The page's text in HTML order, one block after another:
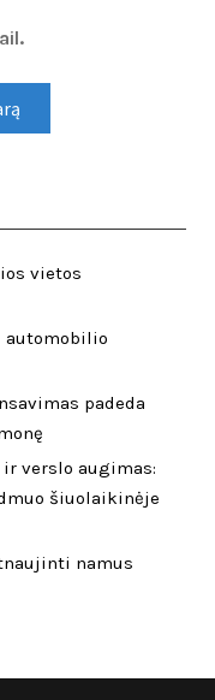
vietos
automobilio
padeda
verslo augimas:
šiuolaikinėje
namus